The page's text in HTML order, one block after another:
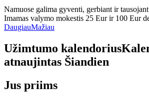
Namuose galima gyventi, gerbiant ir
Imamas valymo mokestis 25 Eur ir 100 Eur
DaugiauMažiau
Užimtumo kalendorius
atnaujintas Šiandien
Jus priims